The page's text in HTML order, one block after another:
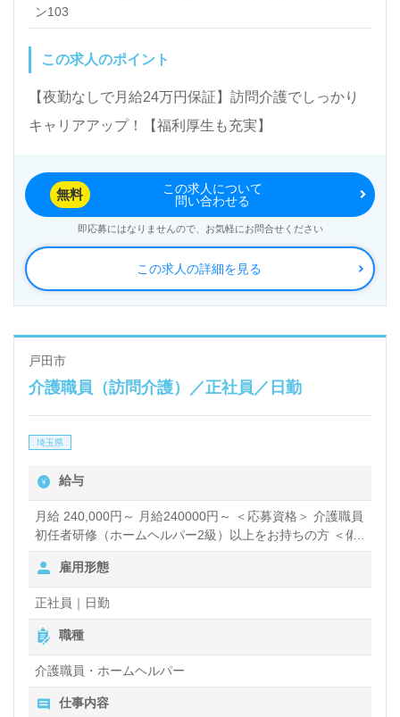
かりしています。 明確なキャリアパス制度があり、将来の
経験年数に関係なく昇格・昇給が可能な会社です。
ン103
この求人のポイント
【夜勤なしで月給24万円保証】訪問介護でしっかり
キャリアアップ！【福利厚生も充実】
この求人の詳細を見る
無料
この求人について
問い合わせる
即応募にはなりませんので、お気軽にお問合せください
戸田市
介護職員（訪問介護）／正社員／日勤
埼玉県
給与
月給 240,000円～ 月給240000円～ ＜応募資格＞ 介護職員
初任者研修（ホームヘルパー2級）以上をお持ちの方 ＜備
考＞ 介護福祉士をお持ちの方は、資格手当てが1.5万円加
算されます。 月給245000円～ ＜応募資格＞ 実務者研修を
お持ちの方
雇用形態
正社員｜日勤
職種
介護職員・ホームヘルパー
仕事内容